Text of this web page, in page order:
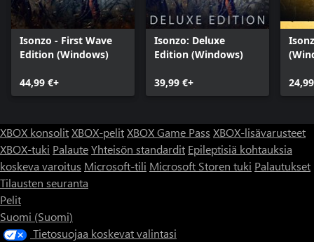
Isonzo - First Wave
Edition (Windows)
44,99 €+
Isonzo: Deluxe
Edition (Windows)
39,99 €+
XBOX konsolitXBOX-pelitXBOX Game Pass XBOX-lisävarusteet
XBOX-tuki PalauteYhteisön standardit Epileptisiä kohtauksia
koskeva varoitus Microsoft-tili Microsoft Storen tuki Palautukset
Tilausten seuranta
Pelit
Suomi (Suomi)
Tietosuojaa koskevat valintasi